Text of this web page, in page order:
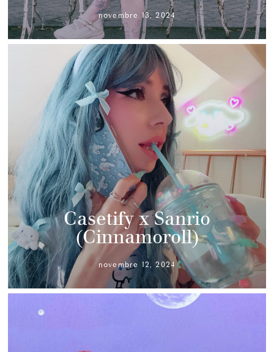
novembre 13, 2024
Casetify x Sanrio
(Cinnamoroll)
novembre 12, 2024